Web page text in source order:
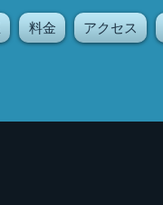
料金 アクセス